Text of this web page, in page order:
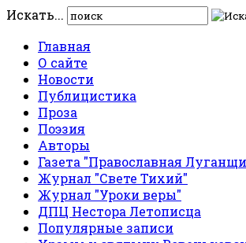
Искать...
Главная
О сайте
Новости
Публицистика
Проза
Поэзия
Авторы
Газета "Православная
Журнал "Свете Тихий"
Журнал "Уроки веры"
ДПЦ Нестора Летописца
Популярные записи